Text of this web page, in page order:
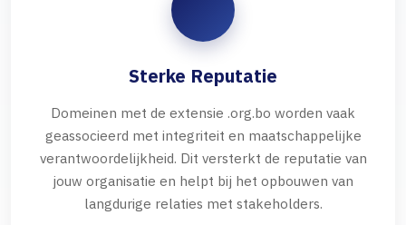
Sterke Reputatie
Domeinen met de extensie .org.bo worden vaak
geassocieerd met integriteit en maatschappelijke
verantwoordelijkheid. Dit versterkt de reputatie van
jouw organisatie en helpt bij het opbouwen van
langdurige relaties met stakeholders.